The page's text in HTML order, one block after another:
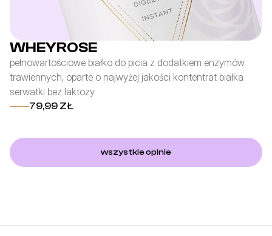
WHEYROSE
pełnowartościowe białko do picia z dodatkiem enzymów
trawiennych, oparte o najwyżej jakości kontentrat białka
serwatki bez laktozy
79,99 ZŁ
wszystkie opinie